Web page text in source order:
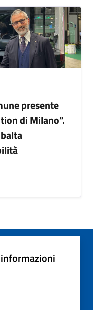
presente
di Milano”.